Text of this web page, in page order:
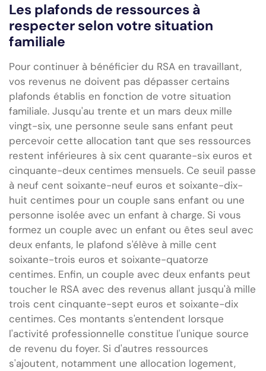
Les plafonds de ressources à
respecter selon votre situation
familiale
Pour continuer à bénéficier du RSA en travaillant,
vos revenus ne doivent pas dépasser certains
plafonds établis en fonction de votre situation
familiale. Jusqu'au trente et un mars deux mille
vingt-six, une personne seule sans enfant peut
percevoir cette allocation tant que ses ressources
restent inférieures à six cent quarante-six euros et
cinquante-deux centimes mensuels. Ce seuil passe
à neuf cent soixante-neuf euros et soixante-dix-
huit centimes pour un couple sans enfant ou une
personne isolée avec un enfant à charge. Si vous
formez un couple avec un enfant ou êtes seul avec
deux enfants, le plafond s'élève à mille cent
soixante-trois euros et soixante-quatorze
centimes. Enfin, un couple avec deux enfants peut
toucher le RSA avec des revenus allant jusqu'à mille
trois cent cinquante-sept euros et soixante-dix
centimes. Ces montants s'entendent lorsque
l'activité professionnelle constitue l'unique source
de revenu du foyer. Si d'autres ressources
s'ajoutent, notamment une allocation logement,